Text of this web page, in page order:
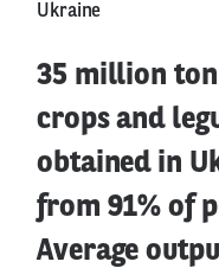
Ukraine
35 million
crops and
obtained in
from 91% of
Average